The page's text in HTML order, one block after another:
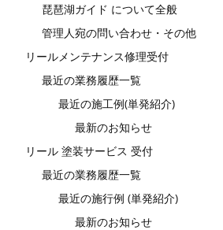
琵琶湖ガイド について全般
管理人宛の問い合わせ・その他
リールメンテナンス修理受付
最近の業務履歴一覧
最近の施工例(単発紹介)
最新のお知らせ
リール 塗装サービス 受付
最近の業務履歴一覧
最近の施行例 (単発紹介)
最新のお知らせ